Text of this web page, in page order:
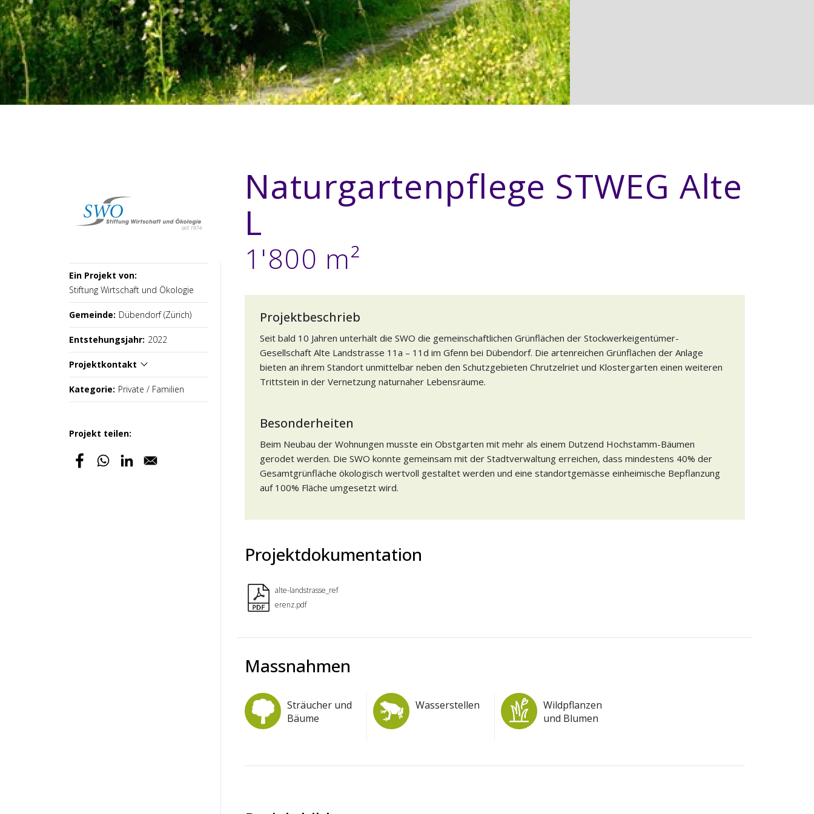
Ein Projekt von:
Stiftung Wirtschaft und Ökologie
Gemeinde: Dübendorf (Zürich)
Entstehungsjahr: 2022
Projektkontakt
Kategorie: Private / Familien
Projekt teilen:
Naturgartenpflege STWEG Alte
L
1'800 m²
Projektbeschrieb
Seit bald 10 Jahren unterhält die SWO die gemeinschaftlichen Grünflächen der Stockwerkeigentümer-
Gesellschaft Alte Landstrasse 11a – 11d im Gfenn bei Dübendorf. Die artenreichen Grünflächen der Anlage
bieten an ihrem Standort unmittelbar neben den Schutzgebieten Chrutzelriet und Klostergarten einen weiteren
Trittstein in der Vernetzung naturnaher Lebensräume.
Besonderheiten
Beim Neubau der Wohnungen musste ein Obstgarten mit mehr als einem Dutzend Hochstamm-Bäumen
gerodet werden. Die SWO konnte gemeinsam mit der Stadtverwaltung erreichen, dass mindestens 40% der
Gesamtgrünfläche ökologisch wertvoll gestaltet werden und eine standortgemässe einheimische Bepflanzung
auf 100% Fläche umgesetzt wird.
Projektdokumentation
alte-landstrasse_ref
erenz.pdf
Massnahmen
Sträucher und
Bäume
Wasserstellen
Wildpflanzen
und Blumen